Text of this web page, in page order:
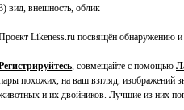
вид, внешность, облик
Likeness.ru посвящён обнаружению и
, совмещайте с помощью
похожих, на ваш взгляд, изображений
и их двойников. Лучшие из них